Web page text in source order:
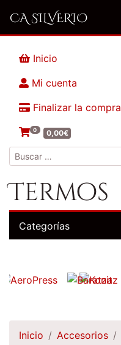
CA SILVERIO
Inicio
Mi cuenta
Finalizar la compra
0 0,00€
Buscar:
Termos
Categorías
Inicio Accesorios